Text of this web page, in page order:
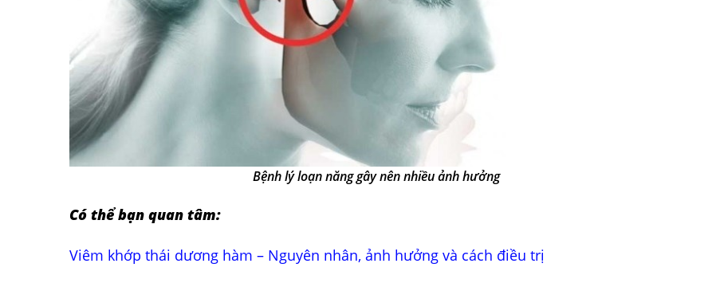
Bệnh lý loạn năng gây nên nhiều ảnh hưởng
Có thể bạn quan tâm:
Viêm khớp thái dương hàm – Nguyên nhân, ảnh hưởng và cách điều trị